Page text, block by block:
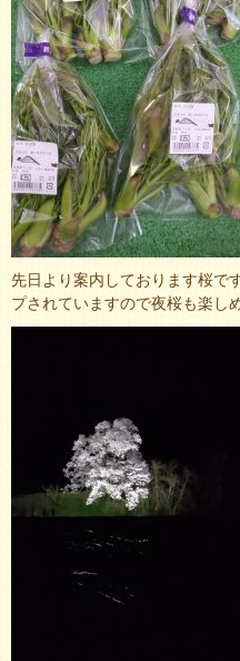
先日より案内しております桜で
プされていますので夜桜も楽し